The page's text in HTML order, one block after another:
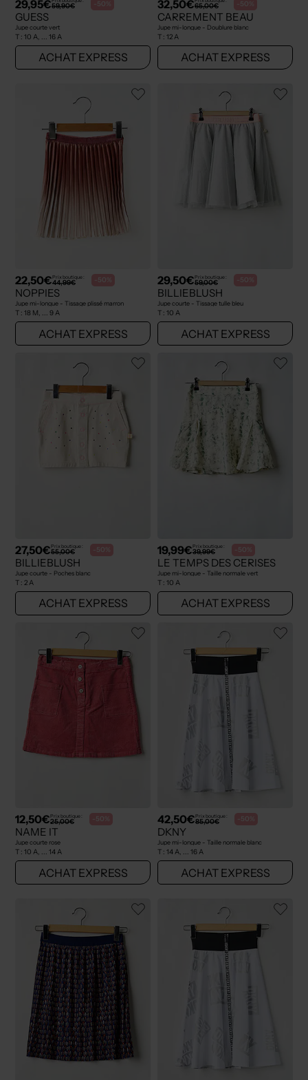
29,95€59,90€ -50%
GUESS
Jupe courte vert
T : 10 A, ... 16 A
ACHAT EXPRESS
32,50€65,00€ -50%
CARREMENT BEAU
Jupe mi-longue - Doublure blanc
T : 12 A
ACHAT EXPRESS
22,50€Prix boutique :
44,99€ -50%
NOPPIES
Jupe mi-longue - Tissage plissé marron
T : 18 M, ... 9 A
ACHAT EXPRESS
29,50€Prix boutique :
59,00€ -50%
BILLIEBLUSH
Jupe courte - Tissage tulle bleu
T : 10 A
ACHAT EXPRESS
27,50€Prix boutique :
55,00€ -50%
BILLIEBLUSH
Jupe courte - Poches blanc
T : 2 A
ACHAT EXPRESS
19,99€Prix boutique :
39,99€ -50%
LE TEMPS DES CERISES
Jupe mi-longue - Taille normale vert
T : 10 A
ACHAT EXPRESS
12,50€Prix boutique :
25,00€ -50%
NAME IT
Jupe courte rose
T : 10 A, ... 14 A
ACHAT EXPRESS
42,50€Prix boutique :
85,00€ -50%
DKNY
Jupe mi-longue - Taille normale blanc
T : 14 A, ... 16 A
ACHAT EXPRESS